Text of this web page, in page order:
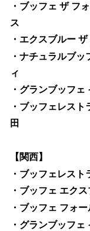
・ブッフェ ザ フ
ス
・エクスブルー
・ナチュラルブ
ィ
・グランブッフ
・ブッフェレス
田
【関西】
・ブッフェレス
・ブッフェ エク
・ブッフェ フォ
・グランブッフ